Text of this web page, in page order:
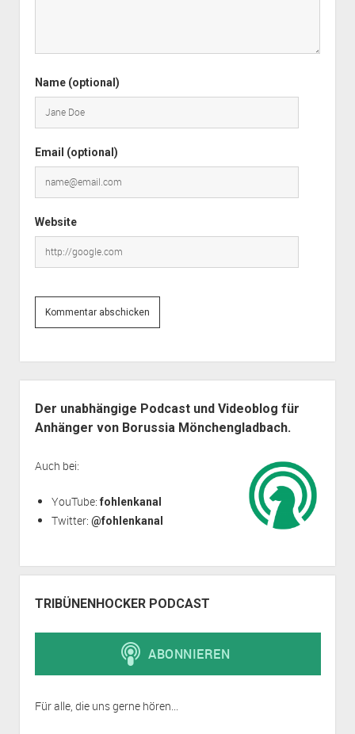
Name (optional)
Email (optional)
Website
Der unabhängige Podcast und Videoblog für
Anhänger von Borussia Mönchengladbach.
Auch bei:
YouTube: fohlenkanal
Twitter: @fohlenkanal
TRIBÜNENHOCKER PODCAST
Für alle, die uns gerne hören...